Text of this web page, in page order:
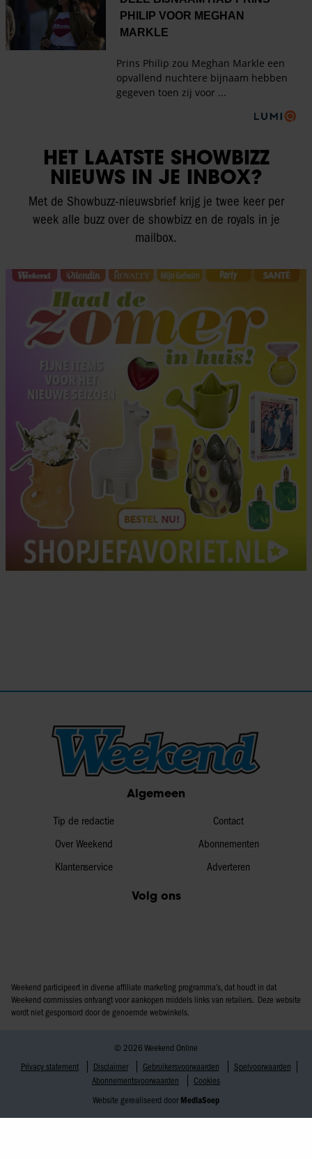
HET LAATSTE SHOWBIZZ
NIEUWS IN JE INBOX?
Met de Showbuzz-nieuwsbrief krijg je twee keer per
week alle buzz over de showbizz en de royals in je
mailbox.
Algemeen
Tip de redactie
Over Weekend
Klantenservice
Contact
Abonnementen
Adverteren
Volg ons
Weekend participeert in diverse affiliate marketing programma’s, dat houdt in dat
Weekend commissies ontvangt voor aankopen middels links van retailers. Deze website
wordt niet gesponsord door de genoemde webwinkels.
© 2026 Weekend Online
Privacy statement
Disclaimer Gebruikersvoorwaarden
Spelvoorwaarden
Abonnementsvoorwaarden
Cookies
Website gerealiseerd door MediaSoep